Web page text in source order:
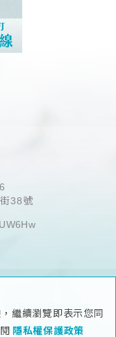
繼續瀏覽即表示您同
隱私權保護政策
38號
All Rights Reserved.
: 新視野